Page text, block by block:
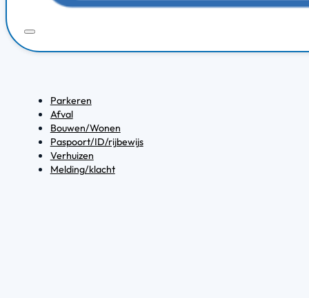
Parkeren
Afval
Bouwen/Wonen
Paspoort/ID/rijbewijs
Verhuizen
Melding/klacht